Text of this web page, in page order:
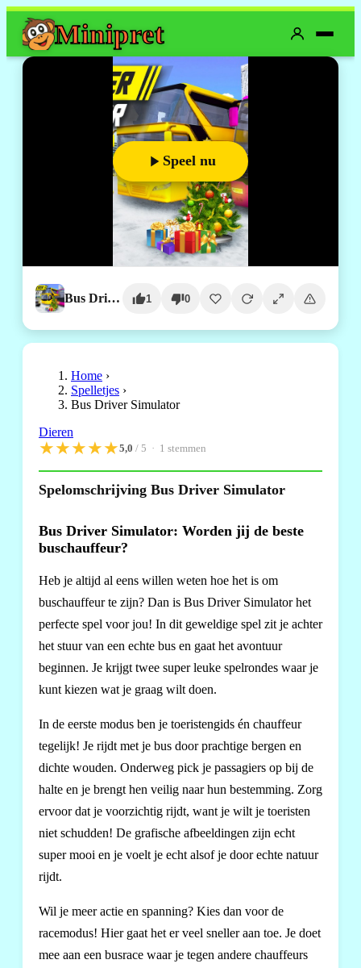
Minipret
Speel nu
Bus Driver Simulator 1 0
Home ›
Spelletjes ›
Bus Driver Simulator
Dieren
★★★★★5,0 / 5 · 1 stemmen
Spelomschrijving Bus Driver Simulator
Bus Driver Simulator: Worden jij de beste
buschauffeur?
Heb je altijd al eens willen weten hoe het is om
buschauffeur te zijn? Dan is Bus Driver Simulator het
perfecte spel voor jou! In dit geweldige spel zit je achter
het stuur van een echte bus en gaat het avontuur
beginnen. Je krijgt twee super leuke spelrondes waar je
kunt kiezen wat je graag wilt doen.
In de eerste modus ben je toeristengids én chauffeur
tegelijk! Je rijdt met je bus door prachtige bergen en
dichte wouden. Onderweg pick je passagiers op bij de
halte en je brengt hen veilig naar hun bestemming. Zorg
ervoor dat je voorzichtig rijdt, want je wilt je toeristen
niet schudden! De grafische afbeeldingen zijn echt
super mooi en je voelt je echt alsof je door echte natuur
rijdt.
Wil je meer actie en spanning? Kies dan voor de
racemodus! Hier gaat het er veel sneller aan toe. Je doet
mee aan een busrace waar je tegen andere chauffeurs